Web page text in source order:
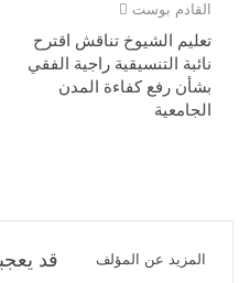
القادم بوست
تعليم الشيوخ تناقش اقترح
نائبة التنسيقية راجية الفقي
بشأن رفع كفاءة المدن
الجامعية
قد المزيد عن المؤلف